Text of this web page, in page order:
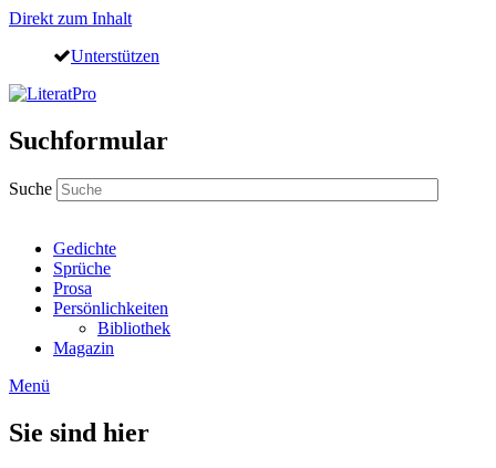
Direkt zum Inhalt
Unterstützen
Suchformular
Suche
Gedichte
Sprüche
Prosa
Persönlichkeiten
Bibliothek
Magazin
Menü
Sie sind hier